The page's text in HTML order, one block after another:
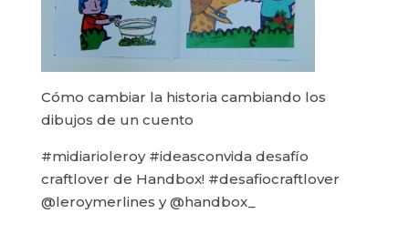
Cómo cambiar la historia cambiando los
dibujos de un cuento
#midiarioleroy #ideasconvida desafío
craftlover de Handbox! #desafiocraftlover
@leroymerlines y @handbox_